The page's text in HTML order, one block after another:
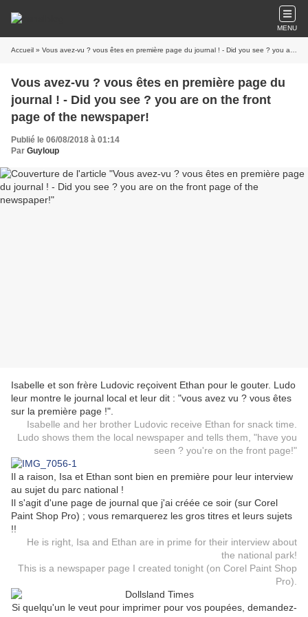
MENU
Accueil » Vous avez-vu ? vous êtes en première page du journal ! - Did you see ? you are on the front page of the newspaper!
Vous avez-vu ? vous êtes en première page du
journal ! - Did you see ? you are on the front
page of the newspaper!
Publié le 06/08/2018 à 01:14
Par Guyloup
Isabelle et son frère Ludovic reçoivent Ethan pour le gouter. Ludo
leur montre le journal local et leur dit : "vous avez vu ? vous êtes
sur la première page !".
Isabelle and her brother Ludovic receive Ethan for snack time.
Ludo shows them the local newspaper and tells them, "have you
seen ? you're on the front page!"
Il a raison, Isa et Ethan sont bien en première pour leur interview
au sujet du parc national !
Il s'agit d'une page de journal que j'ai créée ce soir (sur Corel
Paint Shop Pro) ; vous remarquerez les gros titres et leurs sujets
!!
He is right, Isa and Ethan are in prime for their interview about
the national park!
This is a newspaper page I created tonight (on Corel Paint Shop
Pro).
Si quelqu'un le veut pour imprimer pour vos poupées, demandez-